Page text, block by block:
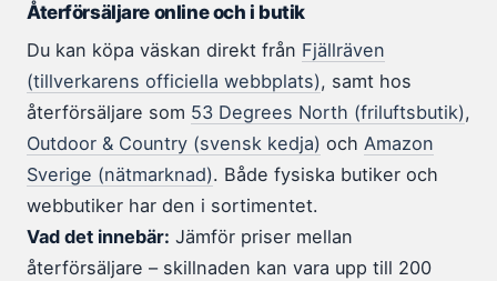
Återförsäljare online och i butik
Du kan köpa väskan direkt från Fjällräven
(tillverkarens officiella webbplats), samt hos
återförsäljare som 53 Degrees North (friluftsbutik),
Outdoor & Country (svensk kedja) och Amazon
Sverige (nätmarknad). Både fysiska butiker och
webbutiker har den i sortimentet.
Vad det innebär: Jämför priser mellan
återförsäljare – skillnaden kan vara upp till 200